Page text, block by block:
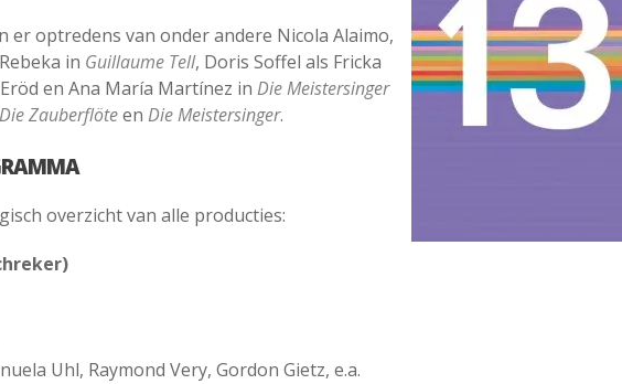
er optredens van onder andere Nicola Alaimo,
in Guillaume Tell, Doris Soffel als Fricka
en Ana María Martínez in Die Meistersinger
Die Zauberflöteen Die Meistersinger.
overzicht van alle producties:
Uhl, Raymond Very, Gordon Gietz, e.a.